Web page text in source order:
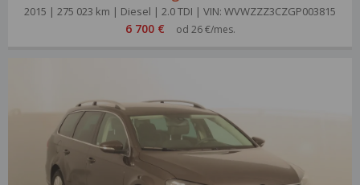
2015 | 275 023 km | Diesel | 2.0 TDI | VIN: WVWZZZ3CZGP003815
6 700 € od 26 €/mes.